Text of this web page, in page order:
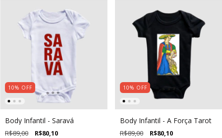
10% OFF
Body Infantil - Saravá
R$89,00 R$80,10
10% OFF
Body Infantil - A Força Tarot
R$89,00 R$80,10